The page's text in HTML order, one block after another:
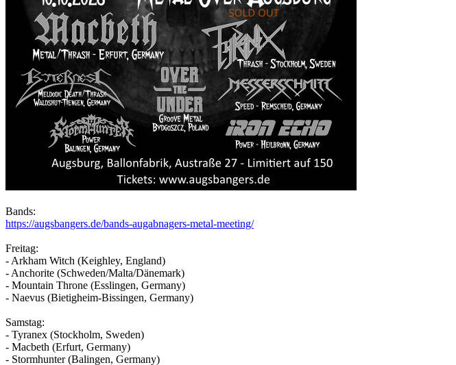
Bands:
https://augsbangers.de/bands-augabnagers-metal-meeting/
Freitag:
- Arkham Witch (Keighley, England)
- Anchorite (Schweden/Malta/Dänemark)
- Mountain Throne (Esslingen, Germany)
- Naevus (Bietigheim-Bissingen, Germany)
Samstag:
- Tyranex (Stockholm, Sweden)
- Macbeth (Erfurt, Germany)
- Stormhunter (Balingen, Germany)